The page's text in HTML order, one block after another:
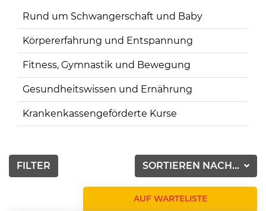
Rund um Schwangerschaft und Baby
Körpererfahrung und Entspannung
Fitness, Gymnastik und Bewegung
Gesundheitswissen und Ernährung
Krankenkassengeförderte Kurse
SORTIEREN NACH...
FILTER
AUF WARTELISTE